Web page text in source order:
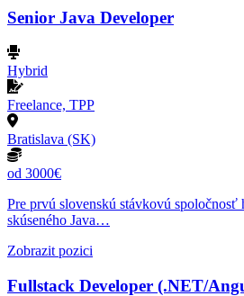
Senior Java Developer
Hybrid
Freelance, TPP
Bratislava (SK)
od 3000€
Pre prvú slovenskú stávkovú spoločnosť
skúseného Java…
Zobrazit pozici
Fullstack Developer (.NET/